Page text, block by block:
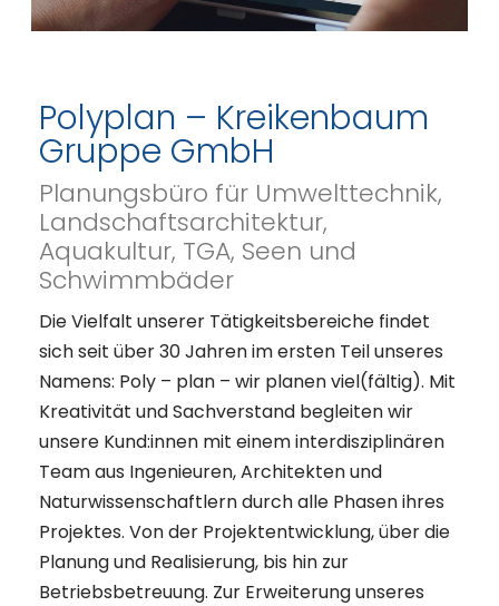
Polyplan – Kreikenbaum
Gruppe GmbH
Planungsbüro für Umwelttechnik,
Landschaftsarchitektur,
Aquakultur, TGA, Seen und
Schwimmbäder
Die Vielfalt unserer Tätigkeitsbereiche findet
sich seit über 30 Jahren im ersten Teil unseres
Namens: Poly – plan – wir planen viel(fältig). Mit
Kreativität und Sachverstand begleiten wir
unsere Kund:innen mit einem interdisziplinären
Team aus Ingenieuren, Architekten und
Naturwissenschaftlern durch alle Phasen ihres
Projektes. Von der Projektentwicklung, über die
Planung und Realisierung, bis hin zur
Betriebsbetreuung. Zur Erweiterung unseres